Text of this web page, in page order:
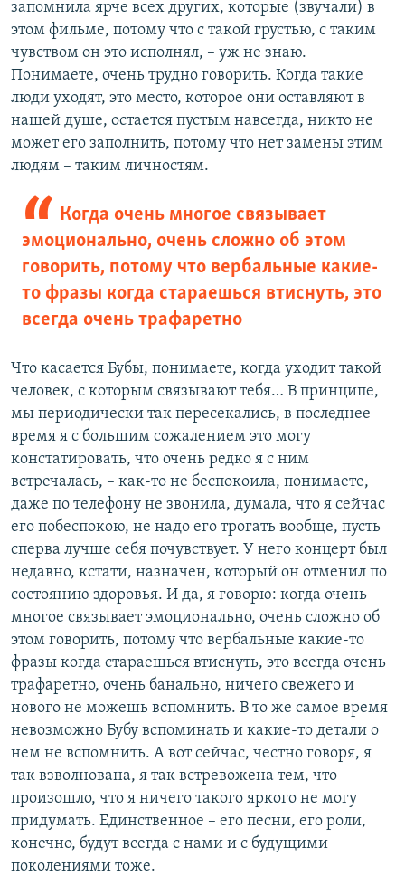
запомнила ярче всех других, которые (звучали) в
этом фильме, потому что с такой грустью, с таким
чувством он это исполнял, – уж не знаю.
Понимаете, очень трудно говорить. Когда такие
люди уходят, это место, которое они оставляют в
нашей душе, остается пустым навсегда, никто не
может его заполнить, потому что нет замены этим
людям – таким личностям.
Когда очень многое связывает
эмоционально, очень сложно об этом
говорить, потому что вербальные какие-
то фразы когда стараешься втиснуть, это
всегда очень трафаретно
Что касается Бубы, понимаете, когда уходит такой
человек, с которым связывают тебя… В принципе,
мы периодически так пересекались, в последнее
время я с большим сожалением это могу
констатировать, что очень редко я с ним
встречалась, – как-то не беспокоила, понимаете,
даже по телефону не звонила, думала, что я сейчас
его побеспокою, не надо его трогать вообще, пусть
сперва лучше себя почувствует. У него концерт был
недавно, кстати, назначен, который он отменил по
состоянию здоровья. И да, я говорю: когда очень
многое связывает эмоционально, очень сложно об
этом говорить, потому что вербальные какие-то
фразы когда стараешься втиснуть, это всегда очень
трафаретно, очень банально, ничего свежего и
нового не можешь вспомнить. В то же самое время
невозможно Бубу вспоминать и какие-то детали о
нем не вспомнить. А вот сейчас, честно говоря, я
так взволнована, я так встревожена тем, что
произошло, что я ничего такого яркого не могу
придумать. Единственное – его песни, его роли,
конечно, будут всегда с нами и с будущими
поколениями тоже.